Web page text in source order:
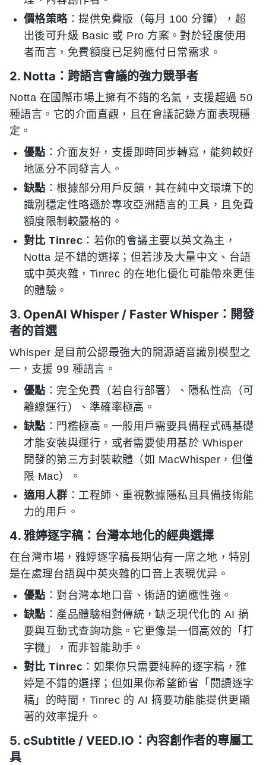
價格策略：提供免費版（每月 100 分鐘），超
出後可升級 Basic 或 Pro 方案。對於轻度使用
者而言，免費額度已足夠應付日常需求。
2. Notta：跨語言會議的強力競爭者
Notta 在國際市場上擁有不錯的名氣，支援超過 50
種語言。它的介面直觀，且在會議記錄方面表現穩
定。
優點 ：介面友好，支援即時同步轉寫，能夠較好
地區分不同發言人。
缺點 ：根據部分用戶反饋，其在純中文環境下的
識別穩定性略遜於專攻亞洲語言的工具，且免費
額度限制較嚴格的。
對比 Tinrec ：若你的會議主要以英文為主，
Notta 是不錯的選擇；但若涉及大量中文、台語
或中英夾雜，Tinrec 的在地化優化可能帶來更佳
的體驗。
3. OpenAI Whisper / Faster Whisper：開發
者的首選
Whisper 是目前公認最強大的開源語音識別模型之
一，支援 99 種語言。
優點 ：完全免費（若自行部署）、隱私性高（可
離線運行）、準確率極高。
缺點 ：門檻極高。一般用戶需要具備程式碼基礎
才能安裝與運行，或者需要使用基於 Whisper
開發的第三方封裝軟體（如 MacWhisper，但僅
限 Mac）。
適用人群 ：工程師、重視數據隱私且具備技術能
力的用戶。
4. 雅婷逐字稿：台灣本地化的經典選擇
在台灣市場，雅婷逐字稿長期佔有一席之地，特別
是在處理台語與中英夾雜的口音上表現优异。
優點 ：對台灣本地口音、術語的適應性強。
缺點 ：產品體驗相對傳統，缺乏現代化的 AI 摘
要與互動式查詢功能。它更像是一個高效的「打
字機」，而非智能助手。
對比 Tinrec ：如果你只需要純粹的逐字稿，雅
婷是不錯的選擇；但如果你希望節省「閱讀逐字
稿」的時間，Tinrec 的 AI 摘要功能能提供更顯
著的效率提升。
5. cSubtitle / VEED.IO：內容創作者的專屬工
具